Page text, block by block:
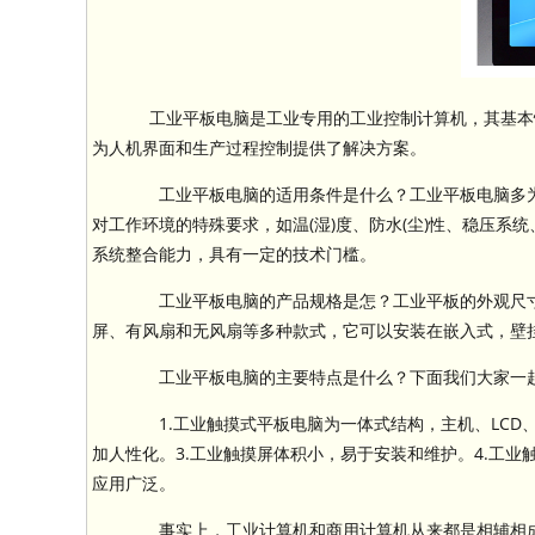
工业平板电脑是工业专用的工业控制计算机，其基
为人机界面和生产过程控制提供了解决方案。
工业平板电脑的适用条件是什么？工业平板电脑多
对工作环境的特殊要求，如温(湿)度、防水(尘)性、稳压系
系统整合能力，具有一定的技术门槛。
工业平板电脑的产品规格是怎？工业平板的外观尺
屏、有风扇和无风扇等多种款式，它可以安装在嵌入式，
工业平板电脑的主要特点是什么？下面我们大家一
1.工业触摸式平板电脑为一体式结构，主机、LCD
加人性化。3.工业触摸屏体积小，易于安装和维护。4.工
应用广泛。
事实上，工业计算机和商用计算机从来都是相辅相